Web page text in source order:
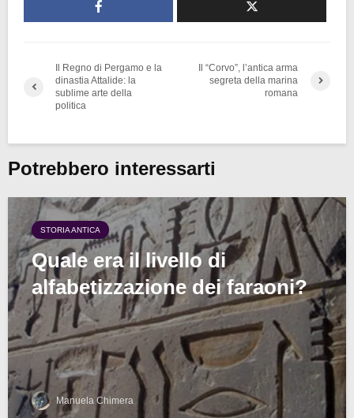
Il Regno di Pergamo e la
dinastia Attalide: la
sublime arte della
politica
Il “Corvo”, l’antica arma
segreta della marina
romana
Potrebbero interessarti
STORIA ANTICA
Quale era il livello di
alfabetizzazione dei faraoni?
Manuela Chimera